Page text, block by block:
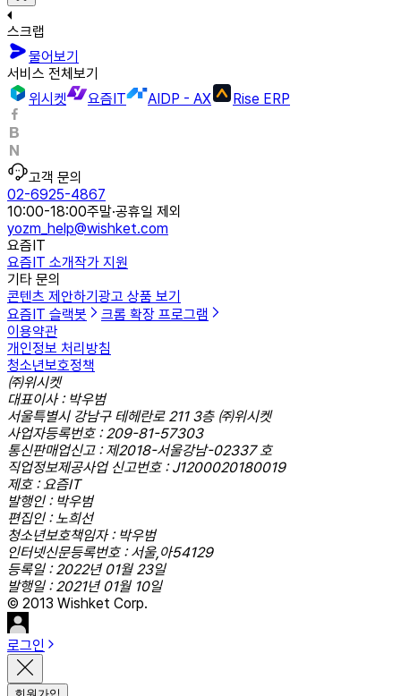
스크랩
물어보기
서비스 전체보기
위시켓
요즘IT AIDP - AX Rise ERP
고객 문의
02-6925-4867
10:00-18:00주말·공휴일 제외
yozm_help@wishket.com
요즘IT
요즘IT 소개작가 지원
기타 문의
콘텐츠 제안하기광고 상품 보기
요즘IT 슬랙봇
크롬 확장 프로그램
이용약관
개인정보 처리방침
청소년보호정책
㈜위시켓
대표이사 : 박우범
서울특별시 강남구 테헤란로 211 3층 ㈜위시켓
사업자등록번호 : 209-81-57303
통신판매업신고 : 제2018-서울강남-02337 호
직업정보제공사업 신고번호 : J1200020180019
제호 : 요즘IT
발행인 : 박우범
편집인 : 노희선
청소년보호책임자 : 박우범
인터넷신문등록번호 : 서울,아54129
등록일 : 2022년 01월 23일
발행일 : 2021년 01월 10일
© 2013 Wishket Corp.
로그인